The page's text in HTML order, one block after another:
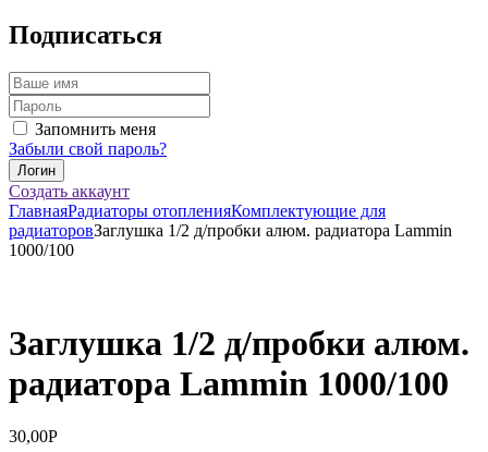
Подписаться
Запомнить меня
Забыли свой пароль?
Создать аккаунт
ГлавнаяРадиаторы отопленияКомплектующие для
радиаторовЗаглушка 1/2 д/пробки алюм. радиатора Lammin
1000/100
Заглушка 1/2 д/пробки алюм.
радиатора Lammin 1000/100
30,00Р